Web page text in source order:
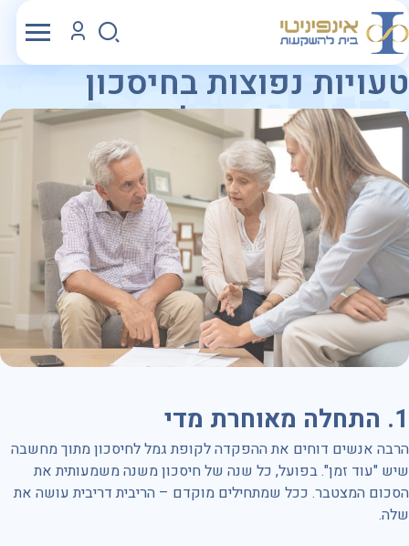
טעויות נפוצות בחיסכון
פנסיוני – ואיך להימנע
מהן
גאים להיבחר פעם נוספת ע"י רשות שוק ההון כקרן פנסיה
נבחרת מ- 1.11.2024 ועד 31.10.2028
1. התחלה מאוחרת מדי
הרבה אנשים דוחים את ההפקדה לקופת גמל לחיסכון מתוך מחשבה
שיש "עוד זמן". בפועל, כל שנה של חיסכון משנה משמעותית את
הסכום המצטבר. ככל שמתחילים מוקדם – הריבית דריבית עושה את
שלה.